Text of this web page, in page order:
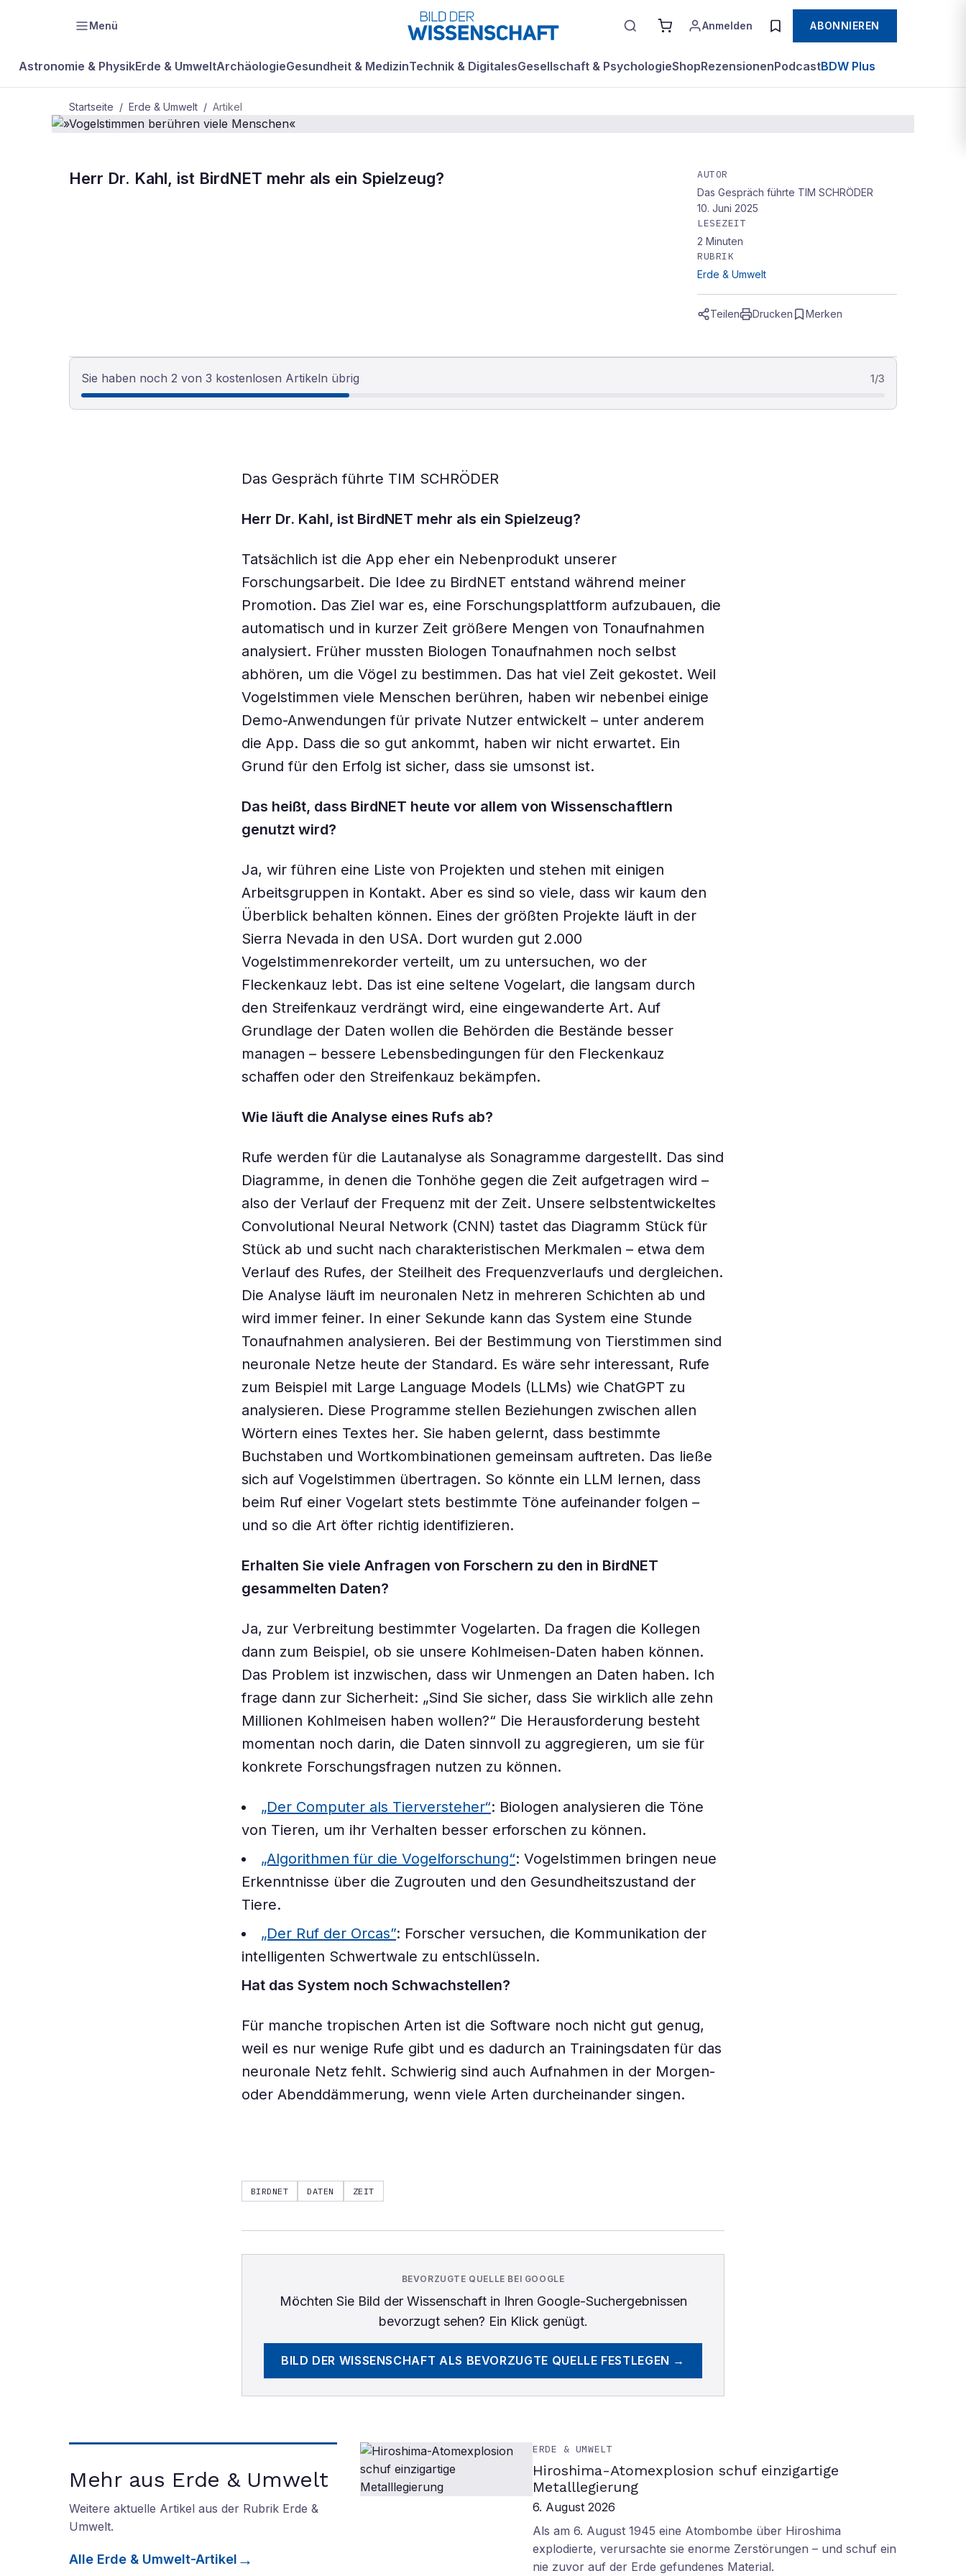
Menü Anmelden ABONNIEREN
Astronomie & PhysikErde & UmweltArchäologieGesundheit & MedizinTechnik & DigitalesGesellschaft & PsychologieShopRezensionenPodcastBDW Plus
Startseite / Erde & Umwelt / Artikel
BDW PlusERDE & UMWELT
Herr Dr. Kahl, ist BirdNET mehr als ein Spielzeug?
AUTOR
Das Gespräch führte TIM SCHRÖDER
10. Juni 2025
LESEZEIT
2 Minuten
RUBRIK
Erde & Umwelt
Teilen Drucken Merken
Sie haben noch 2 von 3 kostenlosen Artikeln übrig 1/3
Das Gespräch führte TIM SCHRÖDER
Herr Dr. Kahl, ist BirdNET mehr als ein Spielzeug?
Tatsächlich ist die App eher ein Nebenprodukt unserer
Forschungsarbeit. Die Idee zu BirdNET entstand während meiner
Promotion. Das Ziel war es, eine Forschungsplattform aufzubauen, die
automatisch und in kurzer Zeit größere Mengen von Tonaufnahmen
analysiert. Früher mussten Biologen Tonaufnahmen noch selbst
abhören, um die Vögel zu bestimmen. Das hat viel Zeit gekostet. Weil
Vogelstimmen viele Menschen berühren, haben wir nebenbei einige
Demo-Anwendungen für private Nutzer entwickelt – unter anderem
die App. Dass die so gut ankommt, haben wir nicht erwartet. Ein
Grund für den Erfolg ist sicher, dass sie umsonst ist.
Das heißt, dass BirdNET heute vor allem von Wissenschaftlern
genutzt wird?
Ja, wir führen eine Liste von Projekten und stehen mit einigen
Arbeitsgruppen in Kontakt. Aber es sind so viele, dass wir kaum den
Überblick behalten können. Eines der größten Projekte läuft in der
Sierra Nevada in den USA. Dort wurden gut 2.000
Vogelstimmenrekorder verteilt, um zu untersuchen, wo der
Fleckenkauz lebt. Das ist eine seltene Vogelart, die langsam durch
den Streifenkauz verdrängt wird, eine eingewanderte Art. Auf
Grundlage der Daten wollen die Behörden die Bestände besser
managen – bessere Lebensbedingungen für den Fleckenkauz
schaffen oder den Streifenkauz bekämpfen.
Wie läuft die Analyse eines Rufs ab?
Rufe werden für die Lautanalyse als Sonagramme dargestellt. Das sind
Diagramme, in denen die Tonhöhe gegen die Zeit aufgetragen wird –
also der Verlauf der Frequenz mit der Zeit. Unsere selbstentwickeltes
Convolutional Neural Network (CNN) tastet das Diagramm Stück für
Stück ab und sucht nach charakteristischen Merkmalen – etwa dem
Verlauf des Rufes, der Steilheit des Frequenzverlaufs und dergleichen.
Die Analyse läuft im neuronalen Netz in mehreren Schichten ab und
wird immer feiner. In einer Sekunde kann das System eine Stunde
Tonaufnahmen analysieren. Bei der Bestimmung von Tierstimmen sind
neuronale Netze heute der Standard. Es wäre sehr interessant, Rufe
zum Beispiel mit Large Language Models (LLMs) wie ChatGPT zu
analysieren. Diese Programme stellen Beziehungen zwischen allen
Wörtern eines Textes her. Sie haben gelernt, dass bestimmte
Buchstaben und Wortkombinationen gemeinsam auftreten. Das ließe
sich auf Vogelstimmen übertragen. So könnte ein LLM lernen, dass
beim Ruf einer Vogelart stets bestimmte Töne aufeinander folgen –
und so die Art öfter richtig identifizieren.
Erhalten Sie viele Anfragen von Forschern zu den in BirdNET
gesammelten Daten?
Ja, zur Verbreitung bestimmter Vogelarten. Da fragen die Kollegen
dann zum Beispiel, ob sie unsere Kohlmeisen-Daten haben können.
Das Problem ist inzwischen, dass wir Unmengen an Daten haben. Ich
frage dann zur Sicherheit: „Sind Sie sicher, dass Sie wirklich alle zehn
Millionen Kohlmeisen haben wollen?“ Die Herausforderung besteht
momentan noch darin, die Daten sinnvoll zu aggregieren, um sie für
konkrete Forschungsfragen nutzen zu können.
„Der Computer als Tierversteher“: Biologen analysieren die Töne
von Tieren, um ihr Verhalten besser erforschen zu können.
„Algorithmen für die Vogelforschung“: Vogelstimmen bringen neue
Erkenntnisse über die Zugrouten und den Gesundheitszustand der
Tiere.
„Der Ruf der Orcas”: Forscher versuchen, die Kommunikation der
intelligenten Schwertwale zu entschlüsseln.
Hat das System noch Schwachstellen?
Für manche tropischen Arten ist die Software noch nicht gut genug,
weil es nur wenige Rufe gibt und es dadurch an Trainingsdaten für das
neuronale Netz fehlt. Schwierig sind auch Aufnahmen in der Morgen-
oder Abenddämmerung, wenn viele Arten durcheinander singen.
BIRDNET DATEN ZEIT
BEVORZUGTE QUELLE BEI GOOGLE
Möchten Sie Bild der Wissenschaftin Ihren Google-Suchergebnissen
bevorzugt sehen? Ein Klick genügt.
BILD DER WISSENSCHAFT ALS BEVORZUGTE QUELLE FESTLEGEN →
Mehr aus Erde & Umwelt
Weitere aktuelle Artikel aus der Rubrik Erde &
Umwelt.
Alle Erde & Umwelt-Artikel
ERDE & UMWELT
Hiroshima-Atomexplosion schuf einzigartige
Metalllegierung
6. August 2026
Als am 6. August 1945 eine Atombombe über Hiroshima
explodierte, verursachte sie enorme Zerstörungen – und schuf ein
nie zuvor auf der Erde gefundenes Material.